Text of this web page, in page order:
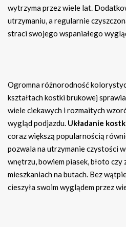
wytrzyma przez wiele lat.
utrzymaniu, a regularnie
straci swojego wspaniałego
Ogromna różnorodność
kształtach kostki brukowej
wiele ciekawych i rozmaitych
wygląd podjazdu. Układanie
coraz większą popularnością
pozwala na utrzymanie czystości
wnętrzu, bowiem piasek, błoto czy
mieszkaniach na butach. Bez
cieszyła swoim wyglądem przez